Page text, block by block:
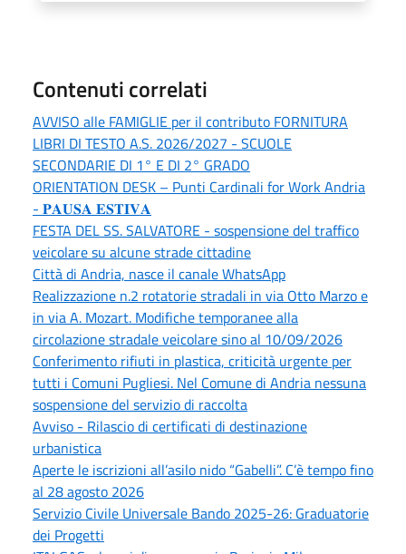
Contenuti correlati
AVVISO alle FAMIGLIE per il contributo FORNITURA
LIBRI DI TESTO A.S. 2026/2027 - SCUOLE
SECONDARIE DI 1° E DI 2° GRADO
ORIENTATION DESK – Punti Cardinali for Work Andria
- 𝐏𝐀𝐔𝐒𝐀 𝐄𝐒𝐓𝐈𝐕𝐀
FESTA DEL SS. SALVATORE - sospensione del traffico
veicolare su alcune strade cittadine
Città di Andria, nasce il canale WhatsApp
Realizzazione n.2 rotatorie stradali in via Otto Marzo e
in via A. Mozart. Modifiche temporanee alla
circolazione stradale veicolare sino al 10/09/2026
Conferimento rifiuti in plastica, criticità urgente per
tutti i Comuni Pugliesi. Nel Comune di Andria nessuna
sospensione del servizio di raccolta
Avviso - Rilascio di certificati di destinazione
urbanistica
Aperte le iscrizioni all’asilo nido “Gabelli”. C’è tempo fino
al 28 agosto 2026
Servizio Civile Universale Bando 2025-26: Graduatorie
dei Progetti